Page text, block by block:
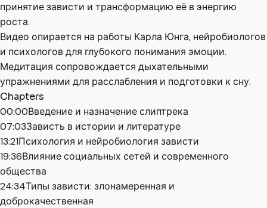
принятие зависти и трансформацию её в энергию
роста.
Видео опирается на работы Карла Юнга, нейробиологов
и психологов для глубокого понимания эмоции.
Медитация сопровождается дыхательными
упражнениями для расслабления и подготовки к сну.
Chapters
00:00Введение и назначение слиптрека
07:03Зависть в истории и литературе
13:21Психология и нейробиология зависти
19:36Влияние социальных сетей и современного
общества
24:34Типы зависти: злонамеренная и
доброкачественная